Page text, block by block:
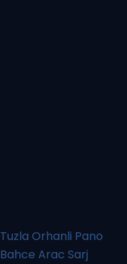
Tuzla Orhanli Pano
Bahce Arac Sarj